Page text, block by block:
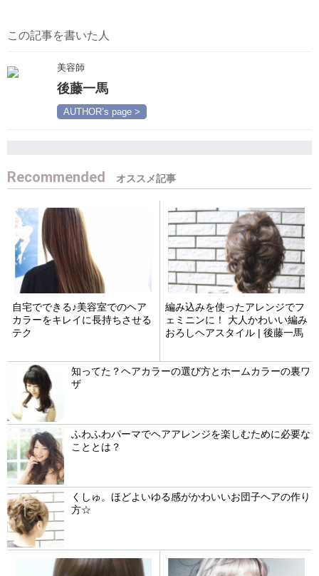
この記事を書いた人
美容師
後藤一馬
AUTHOR’s page >
Recommended
自宅でできる♪美容室でのヘア
カラーをキレイに長持ちさせる
テク
編み込みを使ったアレンジでフ
ェミニンに！ 大人かわいい編み
おろしヘアスタイル | 後藤一馬
知ってた？ヘアカラーの選び方とホームカラーの裏ワ
ザ
ふわふわパーマでヘアアレンジを楽しむために必要な
こととは？
くしゅ。ほどよいゆる感がかわいいお団子ヘアの作り
方☆